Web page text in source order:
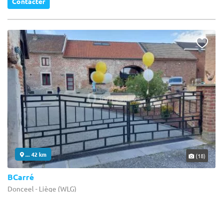
... 42 km (18)
BCarré
Donceel - Liège (WLG)